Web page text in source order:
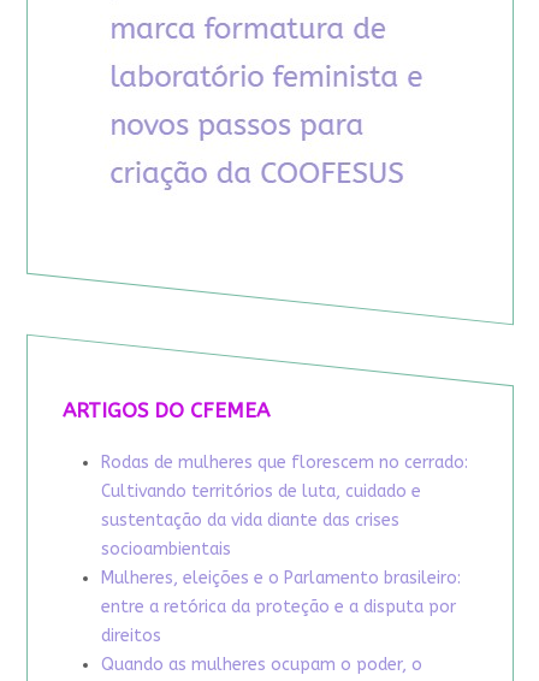
ARTIGOS DO CFEMEA
Rodas de mulheres que florescem no cerrado:
Cultivando territórios de luta, cuidado e
sustentação da vida diante das crises
socioambientais
Mulheres, eleições e o Parlamento brasileiro:
entre a retórica da proteção e a disputa por
direitos
Quando as mulheres ocupam o poder, o